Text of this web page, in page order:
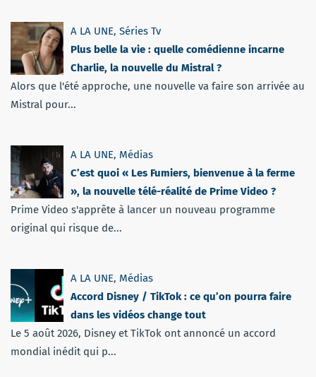
A LA UNE, Séries Tv
Plus belle la vie : quelle comédienne incarne
Charlie, la nouvelle du Mistral ?
Alors que l'été approche, une nouvelle va faire son arrivée au
Mistral pour...
A LA UNE, Médias
C’est quoi « Les Fumiers, bienvenue à la ferme
», la nouvelle télé-réalité de Prime Video ?
Prime Video s'apprête à lancer un nouveau programme
original qui risque de...
A LA UNE, Médias
Accord Disney / TikTok : ce qu’on pourra faire
dans les vidéos change tout
Le 5 août 2026, Disney et TikTok ont annoncé un accord
mondial inédit qui p...